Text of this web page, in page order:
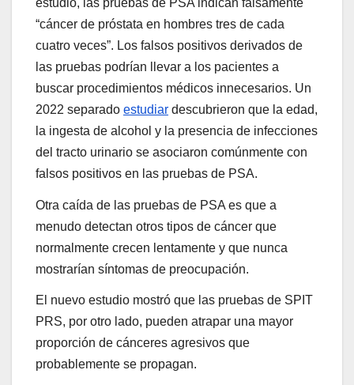
“cáncer de próstata en hombres tres de cada
cuatro veces”. Los falsos positivos derivados de
las pruebas podrían llevar a los pacientes a
buscar procedimientos médicos innecesarios. Un
2022 separado estudiar descubrieron que la edad,
la ingesta de alcohol y la presencia de infecciones
del tracto urinario se asociaron comúnmente con
falsos positivos en las pruebas de PSA.
Otra caída de las pruebas de PSA es que a
menudo detectan otros tipos de cáncer que
normalmente crecen lentamente y que nunca
mostrarían síntomas de preocupación.
El nuevo estudio mostró que las pruebas de SPIT
PRS, por otro lado, pueden atrapar una mayor
proporción de cánceres agresivos que
probablemente se propagan.